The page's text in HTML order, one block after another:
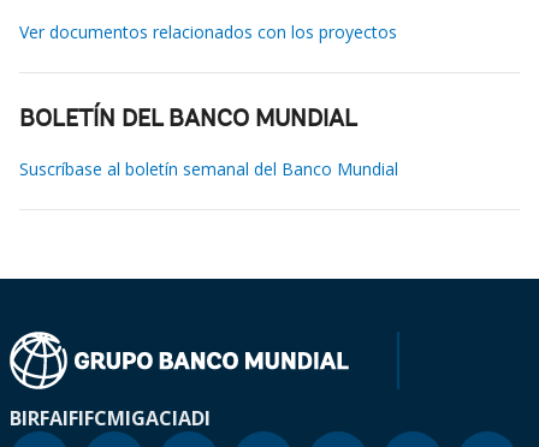
Ver documentos relacionados con los proyectos
BOLETÍN DEL BANCO MUNDIAL
Suscríbase al boletín semanal del Banco Mundial
BIRFAIFIFCMIGACIADI